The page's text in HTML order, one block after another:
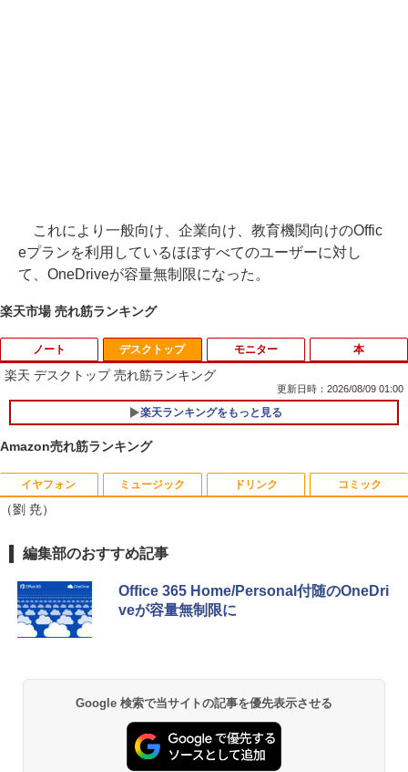
これにより一般向け、企業向け、教育機関向けのOffic
eプランを利用しているほぼすべてのユーザーに対し
て、OneDriveが容量無制限になった。
楽天市場 売れ筋ランキング
ノート
1
中古ノートパソコン インテル Celeron C
ore i5 Windows11 Pro Office 2024付き
B/1TB選択可 15.6型 テンキー ビジネス
在宅勤務 学生向け 初期設定不要 店長お
まかせ中古厳選 ノートPC ノート パソコ
￥11,980
2
【クーポン使用で25,460円 8/2〜10迄】
C Webカメラ Windows11 Pro MS offic
e2019 搭載 ノートパソコン 訳あり Let's
note レビュー投稿で180日保証
￥26,800
デスクトップ
楽天 デスクトップ 売れ筋ランキング
更新日時：2026/08/09 01:00
楽天ランキングをもっと見る
モニター
1
WACOM 液晶ペンタブレット DTK-2451/
￥6,500
2
ブラック MAXZEN MGM25IC03 マクス
￥11,980
本
1
【中古】 祇園祭千百五十年記念 中近世祇
￥14,794
2
￥792
Amazon売れ筋ランキング
イヤフォン
Anker Soundcore P42i (Bluetooth 6.1)【完
全ワイヤレスイヤホン/ウルトラノイズキャン
セリング 3.5 / マルチポイント接続 / 最大40時
間再生 / コンパクト形状/持ち運びに便利 / IP5
5 防塵防水位規格/PSE技術基準適合】パープ
Anker Soundcore P31i ピンク
￥5,990
ミュージック
BRUCE WAYNE feat. Flo Milli, ATL Jacob
[Explicit]
￥250
[Explicit]
ドリンク
by Amazon 天然水 ラベルレス 500ml ×24本
富士山の天然水 バナジウム含有 水 ミネラル
ウォーター ペットボトル 静岡県産 500ミリリ
ットル (Smart Basic)
【Amazon.co.jp限定】 い・ろ・は・す 2L P
ET ラベルレス ×8本
￥1,112
コミック
薬屋のひとりごと 17巻 (デジタル版ビッグガ
ンガンコミックス)
￥770
エース)
（劉 尭）
編集部のおすすめ記事
Office 365 Home/Personal付随のOneDri
veが容量無制限に
Google 検索で当サイトの記事を優先表示させる